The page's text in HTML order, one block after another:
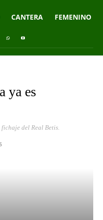
CANTERA FEMENINO
ya es
del Real Betis.